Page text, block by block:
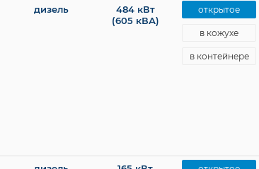
дизель
484 кВт
(605 кВА)
открытое
в кожухе
в контейнере